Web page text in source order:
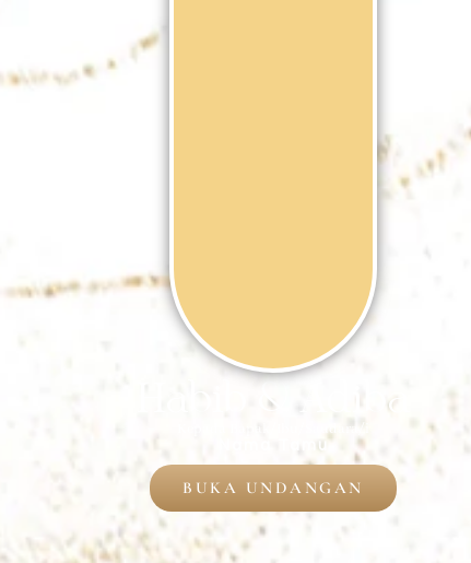
Habib & Adiba
Kepada Bapak/Ibu/Saudara/i
Nama Tamu
BUKA UNDANGAN